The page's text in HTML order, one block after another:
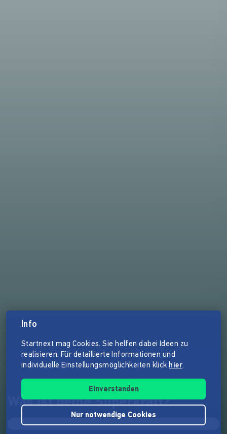
Was ist deine Superkraft?
Info
Startnext mag Cookies. Sie helfen dabei Ideen zu
realisieren. Für detaillierte Informationen und
individuelle Einstellungsmöglichkeiten klick hier.
Einverstanden
Nur notwendige Cookies